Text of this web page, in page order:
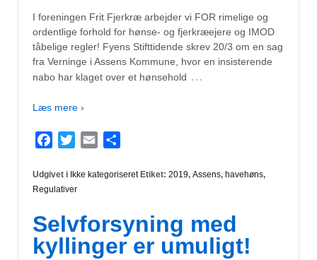
I foreningen Frit Fjerkræ arbejder vi FOR rimelige og
ordentlige forhold for hønse- og fjerkræejere og IMOD
tåbelige regler! Fyens Stifttidende skrev 20/3 om en sag
fra Verninge i Assens Kommune, hvor en insisterende
nabo har klaget over et hønsehold …
Læs mere ›
Facebook
TwitterEmail
Udgivet i Ikke kategoriseretEtiket: 2019, Assens, havehøns,
Regulativer
Selvforsyning med
kyllinger er umuligt!